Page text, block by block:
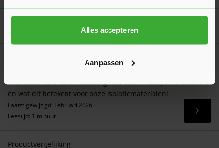
Alles accepteren
Aanpassen
Goed voorbereid aan de slag
Brandklasse Isolatiemateriaal
Lees meer over de brandveiligheid van isolatie, brandklasses
én wat dit betekent voor onze isolatiematerialen!
Laatst gewijzigd: Februari 2026
Leestijd: 1 minuut
Lees
Productvergelijking